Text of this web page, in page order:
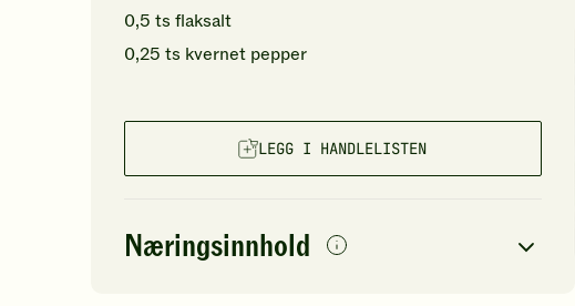
0,5 ts flaksalt
0,25 ts kvernet pepper
LEGG I HANDLELISTEN
Næringsinnhold